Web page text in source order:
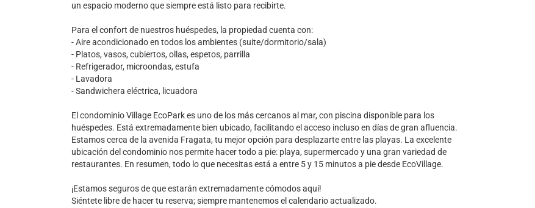
un espacio moderno que siempre está listo para recibirte.
Para el confort de nuestros huéspedes, la propiedad cuenta con:
- Aire acondicionado en todos los ambientes (suite/dormitorio/sala)
- Platos, vasos, cubiertos, ollas, espetos, parrilla
- Refrigerador, microondas, estufa
- Lavadora
- Sandwichera eléctrica, licuadora
El condominio Village EcoPark es uno de los más cercanos al mar, con piscina disponible para los
huéspedes. Está extremadamente bien ubicado, facilitando el acceso incluso en días de gran afluencia.
Estamos cerca de la avenida Fragata, tu mejor opción para desplazarte entre las playas. La excelente
ubicación del condominio nos permite hacer todo a pie: playa, supermercado y una gran variedad de
restaurantes. En resumen, todo lo que necesitas está a entre 5 y 15 minutos a pie desde EcoVillage.
¡Estamos seguros de que estarán extremadamente cómodos aquí!
Siéntete libre de hacer tu reserva; siempre mantenemos el calendario actualizado.